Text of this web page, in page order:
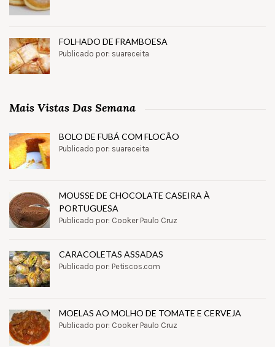
FOLHADO DE FRAMBOESA
Publicado por: suareceita
Mais Vistas Das Semana
BOLO DE FUBÁ COM FLOCÃO
Publicado por: suareceita
MOUSSE DE CHOCOLATE CASEIRA À
PORTUGUESA
Publicado por: Cooker Paulo Cruz
CARACOLETAS ASSADAS
Publicado por: Petiscos.com
MOELAS AO MOLHO DE TOMATE E CERVEJA
Publicado por: Cooker Paulo Cruz